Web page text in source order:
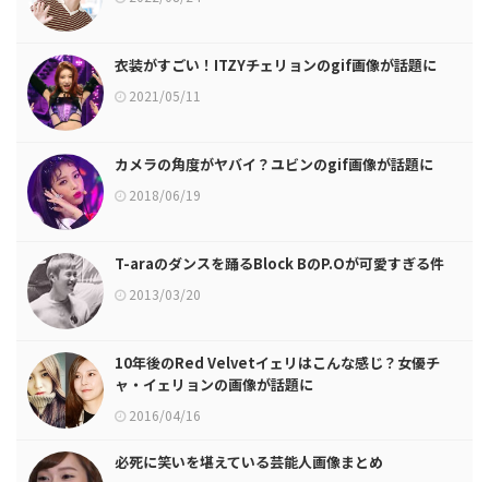
衣装がすごい！ITZYチェリョンのgif画像が話題に
2021/05/11
カメラの角度がヤバイ？ユビンのgif画像が話題に
2018/06/19
T-araのダンスを踊るBlock BのP.Oが可愛すぎる件
2013/03/20
10年後のRed Velvetイェリはこんな感じ？女優チ
ャ・イェリョンの画像が話題に
2016/04/16
必死に笑いを堪えている芸能人画像まとめ